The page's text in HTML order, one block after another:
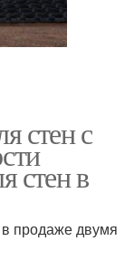
стен с
стен в
продаже двумя